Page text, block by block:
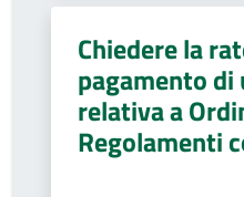
Chiedere la
pagamento di
relativa a
Regolamenti